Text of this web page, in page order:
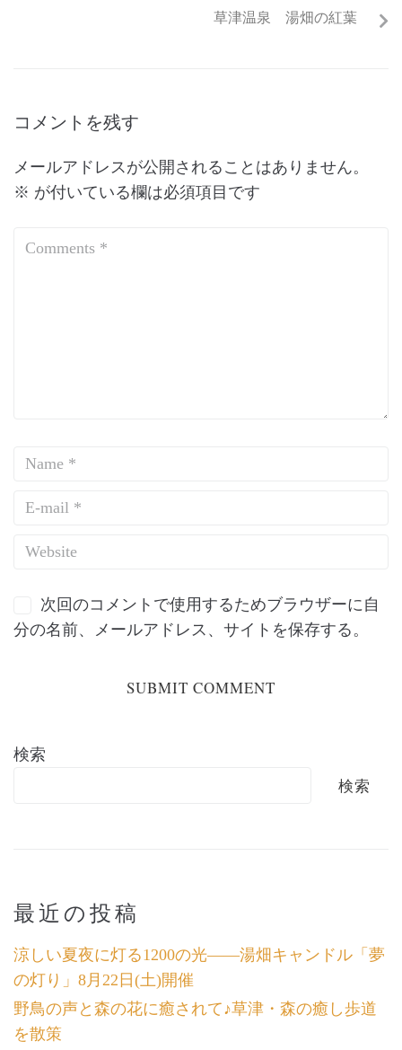
草津温泉 湯畑の紅葉
コメントを残す
メールアドレスが公開されることはありません。
※ が付いている欄は必須項目です
次回のコメントで使用するためブラウザーに自
分の名前、メールアドレス、サイトを保存する。
検索
検索
最近の投稿
涼しい夏夜に灯る1200の光――湯畑キャンドル「夢
の灯り」8月22日(土)開催
野鳥の声と森の花に癒されて♪草津・森の癒し歩道
を散策